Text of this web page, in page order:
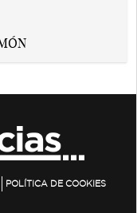
POLÍTICA DE COOKIES